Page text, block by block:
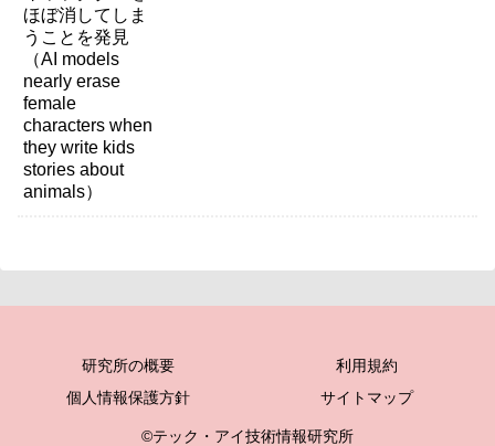
研究所の概要
利用規約
個人情報保護方針
サイトマップ
©テック・アイ技術情報研究所